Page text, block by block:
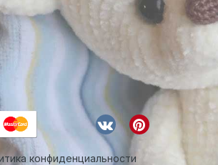
конфиденциальности